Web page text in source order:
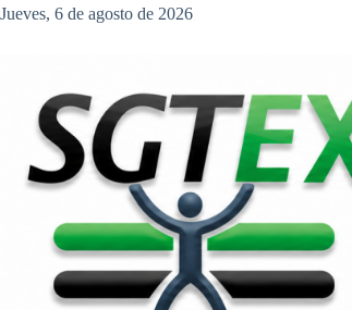
Saltar
Jueves, 6 de agosto de 2026